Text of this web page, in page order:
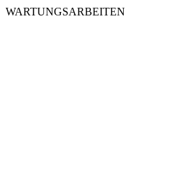
WARTUNGSARBEITEN